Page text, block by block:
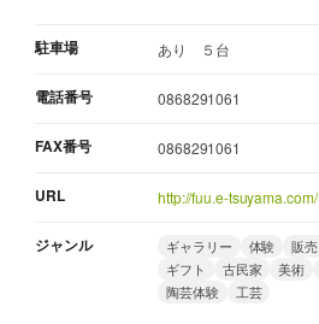
駐車場 あり ５台
電話番号 0868291061
FAX番号 0868291061
URL http://fuu.e-tsuyama.com/
ジャンル ギャラリー 体験 販売
ギフト
古民家 美術
陶芸体験
工芸